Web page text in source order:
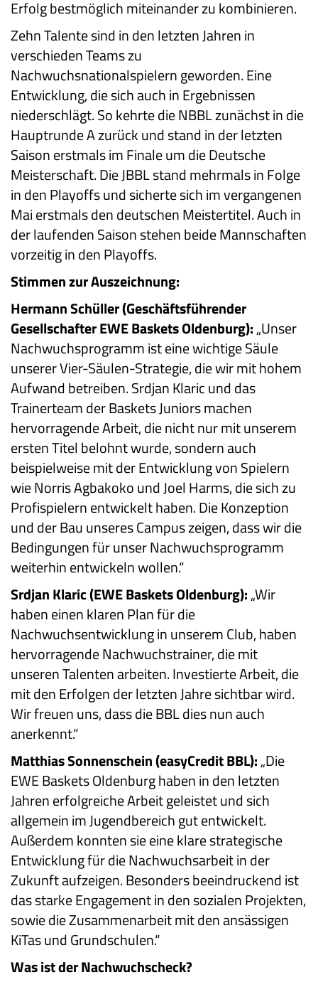
Erfolg bestmöglich miteinander zu kombinieren.
Zehn Talente sind in den letzten Jahren in
verschieden Teams zu
Nachwuchsnationalspielern geworden. Eine
Entwicklung, die sich auch in Ergebnissen
niederschlägt. So kehrte die NBBL zunächst in die
Hauptrunde A zurück und stand in der letzten
Saison erstmals im Finale um die Deutsche
Meisterschaft. Die JBBL stand mehrmals in Folge
in den Playoffs und sicherte sich im vergangenen
Mai erstmals den deutschen Meistertitel. Auch in
der laufenden Saison stehen beide Mannschaften
vorzeitig in den Playoffs.
Stimmen zur Auszeichnung:
Hermann Schüller (Geschäftsführender
Gesellschafter EWE Baskets Oldenburg):„Unser
Nachwuchsprogramm ist eine wichtige Säule
unserer Vier-Säulen-Strategie, die wir mit hohem
Aufwand betreiben. Srdjan Klaric und das
Trainerteam der Baskets Juniors machen
hervorragende Arbeit, die nicht nur mit unserem
ersten Titel belohnt wurde, sondern auch
beispielweise mit der Entwicklung von Spielern
wie Norris Agbakoko und Joel Harms, die sich zu
Profispielern entwickelt haben. Die Konzeption
und der Bau unseres Campus zeigen, dass wir die
Bedingungen für unser Nachwuchsprogramm
weiterhin entwickeln wollen.“
Srdjan Klaric (EWE Baskets Oldenburg):„Wir
haben einen klaren Plan für die
Nachwuchsentwicklung in unserem Club, haben
hervorragende Nachwuchstrainer, die mit
unseren Talenten arbeiten. Investierte Arbeit, die
mit den Erfolgen der letzten Jahre sichtbar wird.
Wir freuen uns, dass die BBL dies nun auch
anerkennt.“
Matthias Sonnenschein (easyCredit BBL):„Die
EWE Baskets Oldenburg haben in den letzten
Jahren erfolgreiche Arbeit geleistet und sich
allgemein im Jugendbereich gut entwickelt.
Außerdem konnten sie eine klare strategische
Entwicklung für die Nachwuchsarbeit in der
Zukunft aufzeigen. Besonders beeindruckend ist
das starke Engagement in den sozialen Projekten,
sowie die Zusammenarbeit mit den ansässigen
KiTas und Grundschulen.“
Was ist der Nachwuchscheck?